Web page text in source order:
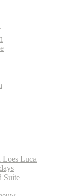
Luca
Suite